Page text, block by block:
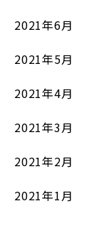
2021年6月
2021年5月
2021年4月
2021年3月
2021年2月
2021年1月